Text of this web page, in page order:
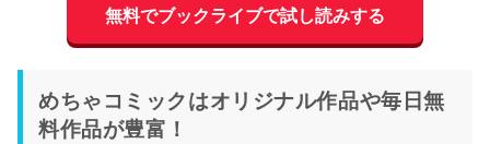
無料でブックライブで試し読みする
めちゃコミックはオリジナル作品や毎日無
料作品が豊富！